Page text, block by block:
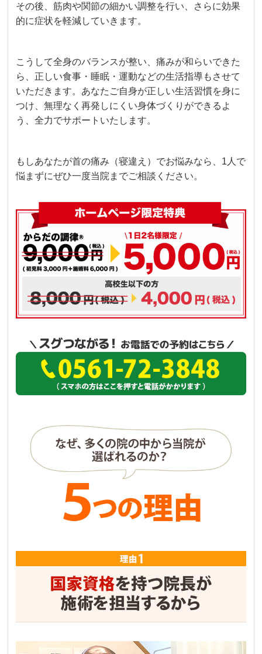
その後、筋肉や関節の細かい調整を行い、さらに効果
的に症状を軽減していきます。
こうして全身のバランスが整い、痛みが和らいできた
ら、正しい食事・睡眠・運動などの生活指導もさせて
いただきます。あなたご自身が正しい生活習慣を身に
つけ、無理なく再発しにくい身体づくりができるよ
う、全力でサポートいたします。
もしあなたが首の痛み（寝違え）でお悩みなら、1人で
悩まずにぜひ一度当院までご相談ください。